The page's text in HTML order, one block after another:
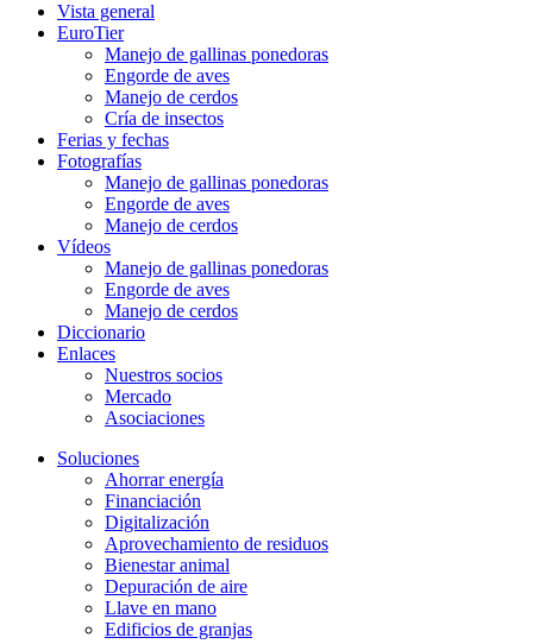
Vista general
EuroTier
Manejo de gallinas ponedoras
Engorde de aves
Manejo de cerdos
Cría de insectos
Ferias y fechas
Fotografías
Manejo de gallinas ponedoras
Engorde de aves
Manejo de cerdos
Vídeos
Manejo de gallinas ponedoras
Engorde de aves
Manejo de cerdos
Diccionario
Enlaces
Nuestros socios
Mercado
Asociaciones
Soluciones
Ahorrar energía
Financiación
Digitalización
Aprovechamiento de residuos
Bienestar animal
Depuración de aire
Llave en mano
Edificios de granjas